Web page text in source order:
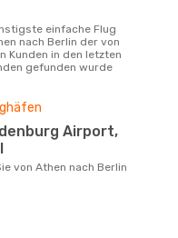
nach Berlin der von
Kunden in den letzten
gefunden wurde